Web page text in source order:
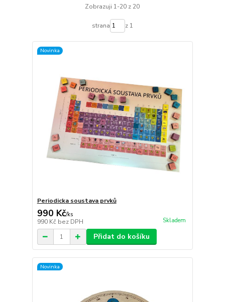
Zobrazuji 1-20 z 20
strana z 1
Novinka
Periodicka soustava prvků
990 Kč/ks
990 Kč bez DPH Skladem
Přidat do košíku
Novinka